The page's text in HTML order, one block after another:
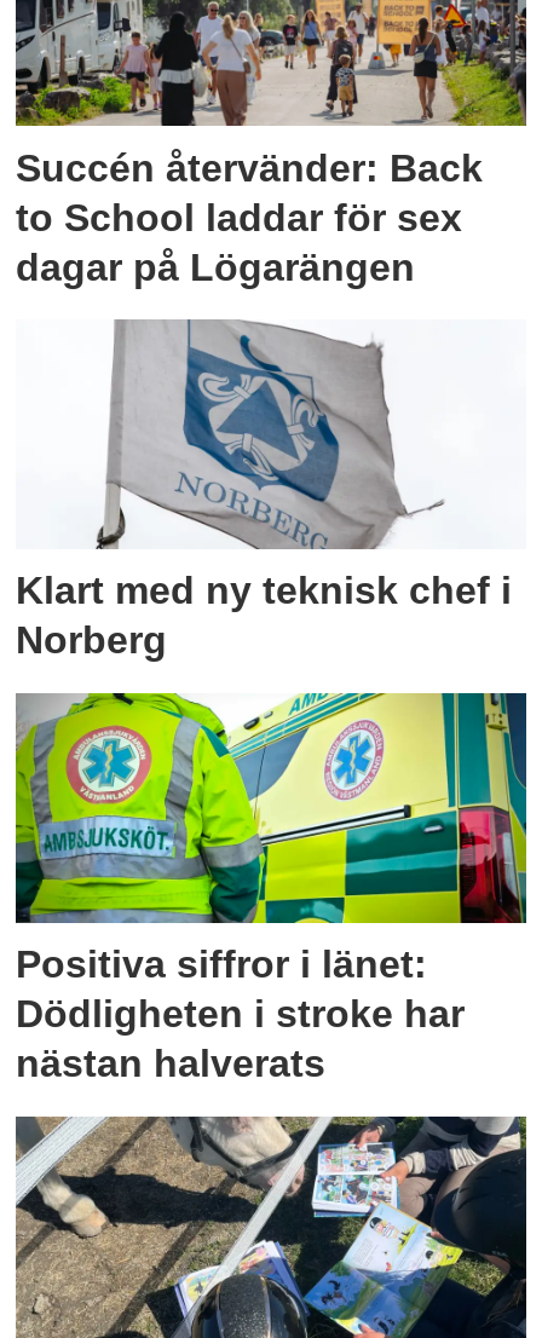
Succén återvänder: Back
to School laddar för sex
dagar på Lögarängen
Klart med ny teknisk chef i
Norberg
Positiva siffror i länet:
Dödligheten i stroke har
nästan halverats